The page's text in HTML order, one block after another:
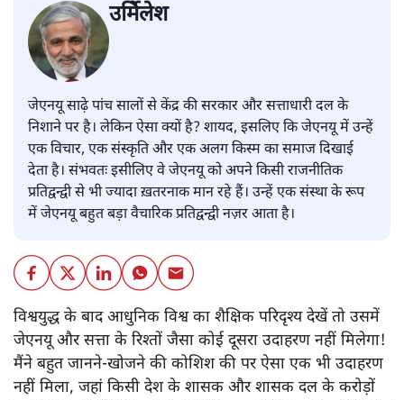
उर्मिेलेश
जेएनयू साढ़े पांच सालों से केंद्र की सरकार और सत्ताधारी दल के
निशाने पर है। लेकिन ऐसा क्यों है? शायद, इसलिए कि जेएनयू में उन्हें
एक विचार, एक संस्कृति और एक अलग किस्म का समाज दिखाई
देता है। संभवतः इसीलिए वे जेएनयू को अपने किसी राजनीतिक
प्रतिद्वन्द्वी से भी ज्यादा ख़तरनाक मान रहे हैं। उन्हें एक संस्था के रूप
में जेएनयू बहुत बड़ा वैचारिक प्रतिद्वन्द्वी नज़र आता है।
विश्वयुद्ध के बाद आधुनिक विश्व का शैक्षिक परिदृश्य देखें तो उसमें
जेएनयू और सत्ता के रिश्तों जैसा कोई दूसरा उदाहरण नहीं मिलेगा!
मैंने बहुत जानने-खोजने की कोशिश की पर ऐसा एक भी उदाहरण
नहीं मिला, जहां किसी देश के शासक और शासक दल के करोड़ों